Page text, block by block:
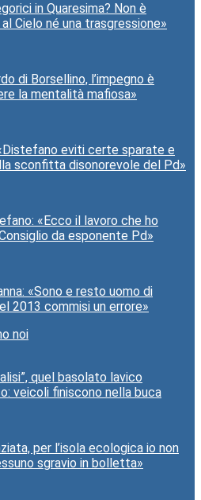
in Quaresima? Non è
al Cielo né una trasgressione»
di Borsellino, l’impegno è
la mentalità mafiosa»
eviti certe sparate e
sconfitta disonorevole del Pd»
«Ecco il lavoro che ho
da esponente Pd»
«Sono e resto uomo di
2013 commisi un errore»
noi
quel basolato lavico
veicoli finiscono nella buca
per l’isola ecologica io non
sgravio in bolletta»